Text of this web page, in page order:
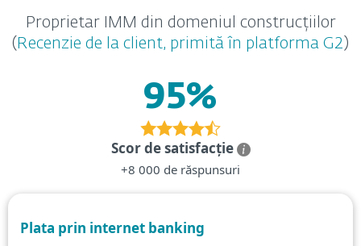
Proprietar IMM din domeniul construcțiilor
( Recenzie de la client, primită în platforma G2 )
95%
Scor de satisfacție
+8 000 de răspunsuri
Plata prin internet banking